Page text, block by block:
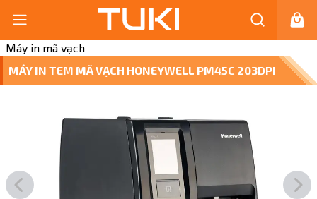
Máy in mã vạch
MÁY IN TEM MÃ VẠCH HONEYWELL PM45C 203DPI